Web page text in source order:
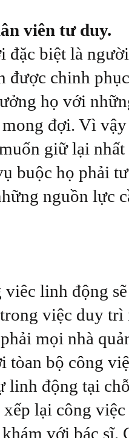
viên tư duy.
đặc biệt là
được chinh
họ với
đợi. Vì
giữ lại
buộc họ phải
nguồn lực
viêc linh động
việc duy trì
mọi nhà
tòan bộ công
linh động tại
lại công việc
với bác sĩ.